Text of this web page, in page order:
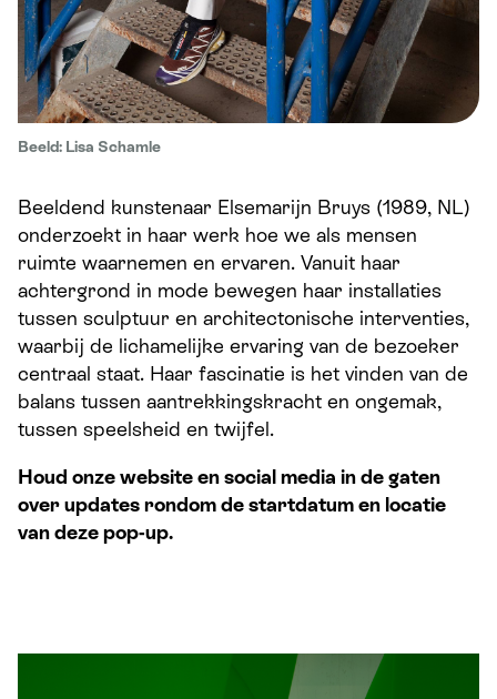
Beeld: Lisa Schamle
Beeldend kunstenaar Elsemarijn Bruys (1989, NL)
onderzoekt in haar werk hoe we als mensen
ruimte waarnemen en ervaren. Vanuit haar
achtergrond in mode bewegen haar installaties
tussen sculptuur en architectonische interventies,
waarbij de lichamelijke ervaring van de bezoeker
centraal staat. Haar fascinatie is het vinden van de
balans tussen aantrekkingskracht en ongemak,
tussen speelsheid en twijfel.
Houd onze website en social media in de gaten
over updates rondom de startdatum en locatie
van deze pop-up.